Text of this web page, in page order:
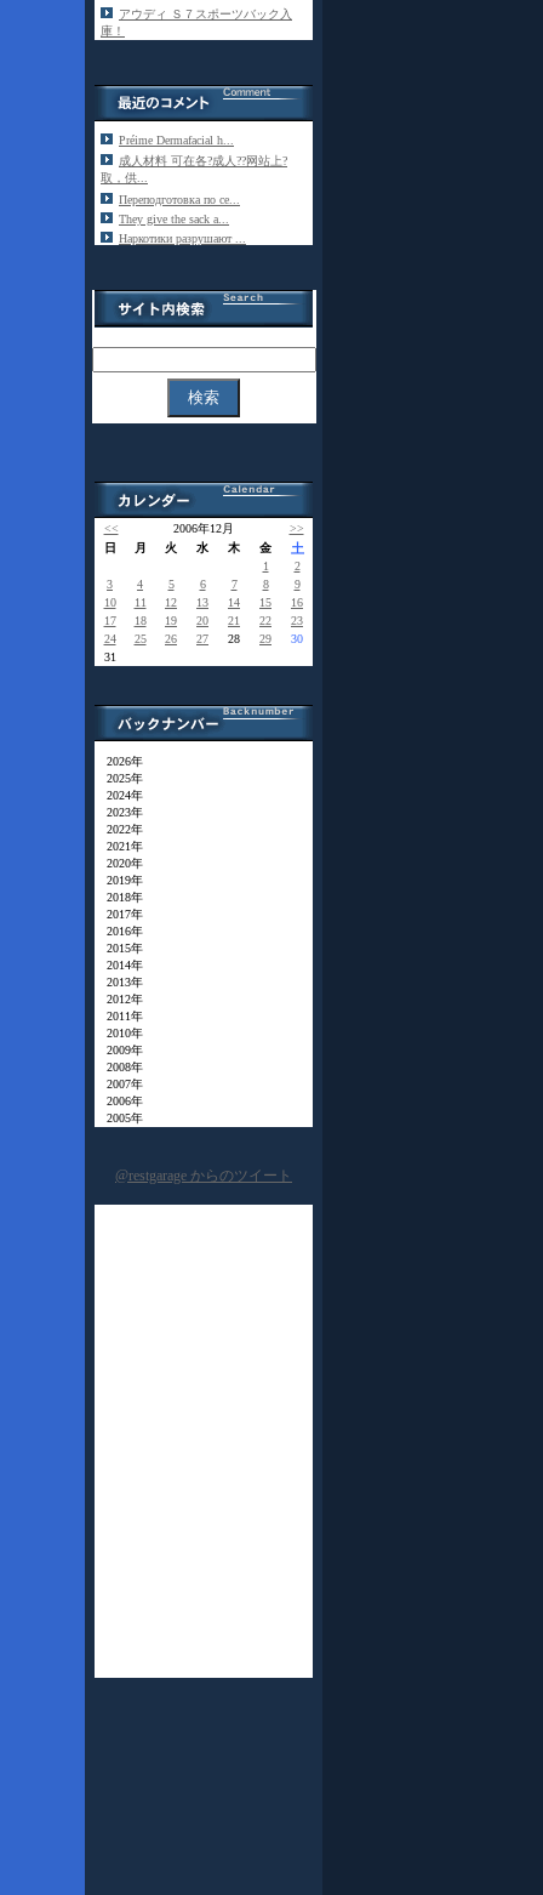
アウディ Ｓ７スポーツバック入
庫！
Préime Dermafacial h...
成人材料 可在各?成人??网站上?
取，供...
Переподготовка по се...
They give the sack a...
Наркотики разрушают ...
<< 2006年12月
>>
日
月 火 水 木 金 土
1
2
3
4 5 6 7 8
9
10
11 12 13 14 15
16
17
18 19 20 21 22
23
24
25 26 27 28 29
30
31
2026年
2025年
2024年
2023年
2022年
2021年
2020年
2019年
2018年
2017年
2016年
2015年
2014年
2013年
2012年
2011年
2010年
2009年
2008年
2007年
2006年
2005年
@restgarage からのツイート